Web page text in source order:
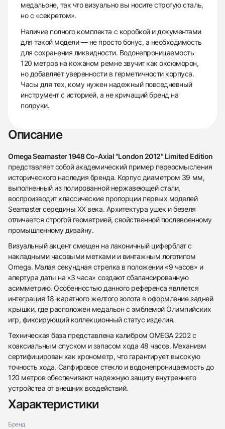
438
285
145
142
205
204
195
150
6
медальоне, так что визуально вы носите строгую сталь,
но с «секретом».
Наличие полного комплекта с коробкой и документами
для такой модели — не просто бонус, а необходимость
для сохранения ликвидности. Водонепроницаемость
120 метров на кожаном ремне звучит как оксюморон,
но добавляет уверенности в герметичности корпуса.
Часы для тех, кому нужен надежный повседневный
инструмент с историей, а не кричащий бренд на
полруки.
Описание
Omega Seamaster 1948 Co-Axial "London 2012" Limited Edition
представляет собой академический пример переосмысления
исторического наследия бренда. Корпус диаметром 39 мм,
выполненный из полированной нержавеющей стали,
воспроизводит классические пропорции первых моделей
Seamaster середины XX века. Архитектура ушек и безеля
отличается строгой геометрией, свойственной послевоенному
промышленному дизайну.
Визуальный акцент смещен на лаконичный циферблат с
накладными часовыми метками и винтажным логотипом
Omega. Малая секундная стрелка в положении «9 часов» и
апертура даты на «3 часа» создают сбалансированную
асимметрию. Особенностью данного референса является
интеграция 18-каратного желтого золота в оформление задней
крышки, где расположен медальон с эмблемой Олимпийских
игр, фиксирующий коллекционный статус изделия.
Техническая база представлена калибром OMEGA 2202 с
коаксиальным спуском и запасом хода 48 часов. Механизм
сертифицирован как хронометр, что гарантирует высокую
точность хода. Сапфировое стекло и водонепроницаемость до
120 метров обеспечивают надежную защиту внутреннего
устройства от внешних воздействий.
Характеристики
Бренд